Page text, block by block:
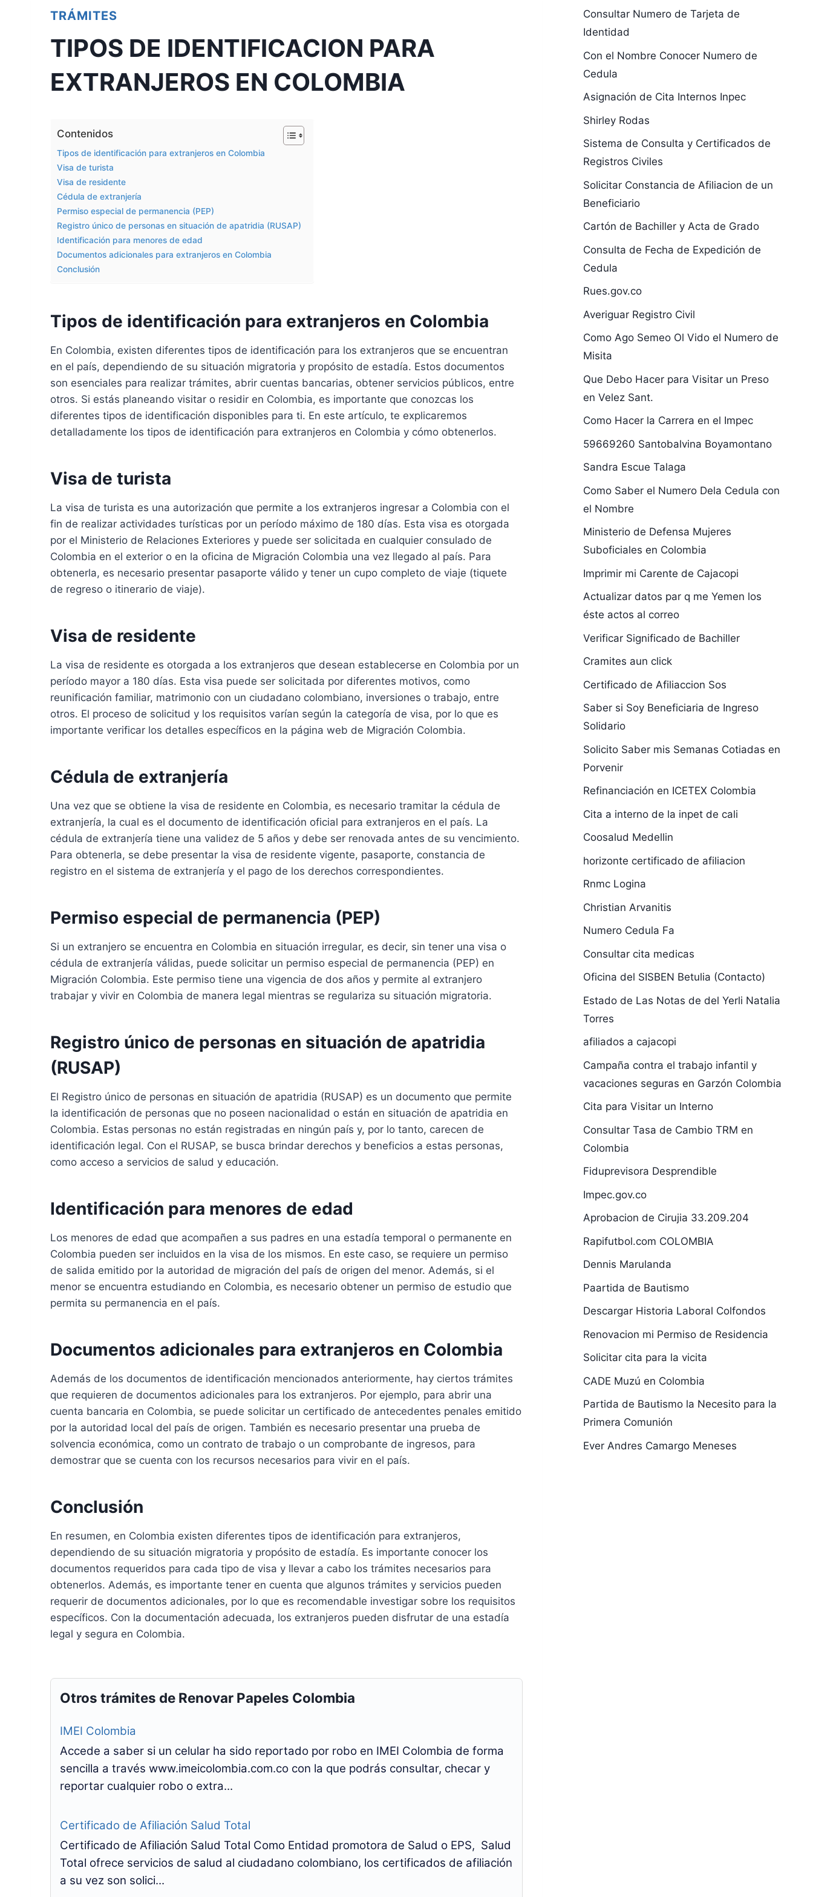
TRÁMITES
TIPOS DE IDENTIFICACION PARA
EXTRANJEROS EN COLOMBIA
Contenidos
Tipos de identificación para extranjeros en Colombia
Visa de turista
Visa de residente
Cédula de extranjería
Permiso especial de permanencia (PEP)
Registro único de personas en situación de apatridia (RUSAP)
Identificación para menores de edad
Documentos adicionales para extranjeros en Colombia
Conclusión
Tipos de identificación para extranjeros en Colombia
En Colombia, existen diferentes tipos de identificación para los extranjeros que se encuentran
en el país, dependiendo de su situación migratoria y propósito de estadía. Estos documentos
son esenciales para realizar trámites, abrir cuentas bancarias, obtener servicios públicos, entre
otros. Si estás planeando visitar o residir en Colombia, es importante que conozcas los
diferentes tipos de identificación disponibles para ti. En este artículo, te explicaremos
detalladamente los tipos de identificación para extranjeros en Colombia y cómo obtenerlos.
Visa de turista
La visa de turista es una autorización que permite a los extranjeros ingresar a Colombia con el
fin de realizar actividades turísticas por un período máximo de 180 días. Esta visa es otorgada
por el Ministerio de Relaciones Exteriores y puede ser solicitada en cualquier consulado de
Colombia en el exterior o en la oficina de Migración Colombia una vez llegado al país. Para
obtenerla, es necesario presentar pasaporte válido y tener un cupo completo de viaje (tiquete
de regreso o itinerario de viaje).
Visa de residente
La visa de residente es otorgada a los extranjeros que desean establecerse en Colombia por un
período mayor a 180 días. Esta visa puede ser solicitada por diferentes motivos, como
reunificación familiar, matrimonio con un ciudadano colombiano, inversiones o trabajo, entre
otros. El proceso de solicitud y los requisitos varían según la categoría de visa, por lo que es
importante verificar los detalles específicos en la página web de Migración Colombia.
Cédula de extranjería
Una vez que se obtiene la visa de residente en Colombia, es necesario tramitar la cédula de
extranjería, la cual es el documento de identificación oficial para extranjeros en el país. La
cédula de extranjería tiene una validez de 5 años y debe ser renovada antes de su vencimiento.
Para obtenerla, se debe presentar la visa de residente vigente, pasaporte, constancia de
registro en el sistema de extranjería y el pago de los derechos correspondientes.
Permiso especial de permanencia (PEP)
Si un extranjero se encuentra en Colombia en situación irregular, es decir, sin tener una visa o
cédula de extranjería válidas, puede solicitar un permiso especial de permanencia (PEP) en
Migración Colombia. Este permiso tiene una vigencia de dos años y permite al extranjero
trabajar y vivir en Colombia de manera legal mientras se regulariza su situación migratoria.
Registro único de personas en situación de apatridia
(RUSAP)
El Registro único de personas en situación de apatridia (RUSAP) es un documento que permite
la identificación de personas que no poseen nacionalidad o están en situación de apatridia en
Colombia. Estas personas no están registradas en ningún país y, por lo tanto, carecen de
identificación legal. Con el RUSAP, se busca brindar derechos y beneficios a estas personas,
como acceso a servicios de salud y educación.
Identificación para menores de edad
Los menores de edad que acompañen a sus padres en una estadía temporal o permanente en
Colombia pueden ser incluidos en la visa de los mismos. En este caso, se requiere un permiso
de salida emitido por la autoridad de migración del país de origen del menor. Además, si el
menor se encuentra estudiando en Colombia, es necesario obtener un permiso de estudio que
permita su permanencia en el país.
Documentos adicionales para extranjeros en Colombia
Además de los documentos de identificación mencionados anteriormente, hay ciertos trámites
que requieren de documentos adicionales para los extranjeros. Por ejemplo, para abrir una
cuenta bancaria en Colombia, se puede solicitar un certificado de antecedentes penales emitido
por la autoridad local del país de origen. También es necesario presentar una prueba de
solvencia económica, como un contrato de trabajo o un comprobante de ingresos, para
demostrar que se cuenta con los recursos necesarios para vivir en el país.
Conclusión
En resumen, en Colombia existen diferentes tipos de identificación para extranjeros,
dependiendo de su situación migratoria y propósito de estadía. Es importante conocer los
documentos requeridos para cada tipo de visa y llevar a cabo los trámites necesarios para
obtenerlos. Además, es importante tener en cuenta que algunos trámites y servicios pueden
requerir de documentos adicionales, por lo que es recomendable investigar sobre los requisitos
específicos. Con la documentación adecuada, los extranjeros pueden disfrutar de una estadía
legal y segura en Colombia.
Otros trámites de Renovar Papeles Colombia
IMEI Colombia
Accede a saber si un celular ha sido reportado por robo en IMEI Colombia de forma
sencilla a través www.imeicolombia.com.co con la que podrás consultar, checar y
reportar cualquier robo o extra...
Certificado de Afiliación Salud Total
Certificado de Afiliación Salud Total Como Entidad promotora de Salud o EPS, Salud
Total ofrece servicios de salud al ciudadano colombiano, los certificados de afiliación
a su vez son solici...
Consultar Numero de Tarjeta de
Identidad
Con el Nombre Conocer Numero de
Cedula
Asignación de Cita Internos Inpec
Shirley Rodas
Sistema de Consulta y Certificados de
Registros Civiles
Solicitar Constancia de Afiliacion de un
Beneficiario
Cartón de Bachiller y Acta de Grado
Consulta de Fecha de Expedición de
Cedula
Rues.gov.co
Averiguar Registro Civil
Como Ago Semeo Ol Vido el Numero de
Misita
Que Debo Hacer para Visitar un Preso
en Velez Sant.
Como Hacer la Carrera en el Impec
59669260 Santobalvina Boyamontano
Sandra Escue Talaga
Como Saber el Numero Dela Cedula con
el Nombre
Ministerio de Defensa Mujeres
Suboficiales en Colombia
Imprimir mi Carente de Cajacopi
Actualizar datos par q me Yemen los
éste actos al correo
Verificar Significado de Bachiller
Cramites aun click
Certificado de Afiliaccion Sos
Saber si Soy Beneficiaria de Ingreso
Solidario
Solicito Saber mis Semanas Cotiadas en
Porvenir
Refinanciación en ICETEX Colombia
Cita a interno de la inpet de cali
Coosalud Medellin
horizonte certificado de afiliacion
Rnmc Logina
Christian Arvanitis
Numero Cedula Fa
Consultar cita medicas
Oficina del SISBEN Betulia (Contacto)
Estado de Las Notas de del Yerli Natalia
Torres
afiliados a cajacopi
Campaña contra el trabajo infantil y
vacaciones seguras en Garzón Colombia
Cita para Visitar un Interno
Consultar Tasa de Cambio TRM en
Colombia
Fiduprevisora Desprendible
Impec.gov.co
Aprobacion de Cirujia 33.209.204
Rapifutbol.com COLOMBIA
Dennis Marulanda
Paartida de Bautismo
Descargar Historia Laboral Colfondos
Renovacion mi Permiso de Residencia
Solicitar cita para la vicita
CADE Muzú en Colombia
Partida de Bautismo la Necesito para la
Primera Comunión
Ever Andres Camargo Meneses